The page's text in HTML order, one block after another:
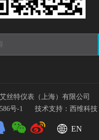
艾丝特仪表（上海）有限公司
号-1
技术支持： 西维科技
EN